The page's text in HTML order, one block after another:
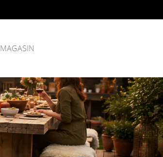
MAGASIN